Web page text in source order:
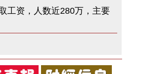
工资，人数近280万，主要